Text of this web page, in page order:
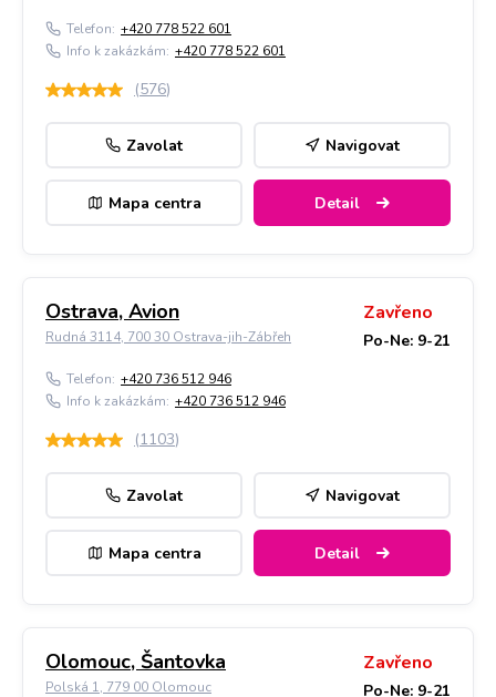
Telefon: +420 778 522 601
Info k zakázkám: +420 778 522 601
(576)
Zavolat Navigovat
Mapa centra Detail
Ostrava, Avion
Rudná 3114, 700 30 Ostrava-jih-Zábřeh
Zavřeno
Po-Ne: 9-21
Telefon: +420 736 512 946
Info k zakázkám: +420 736 512 946
(1103)
Zavolat Navigovat
Mapa centra Detail
Olomouc, Šantovka
Polská 1, 779 00 Olomouc
Zavřeno
Po-Ne: 9-21